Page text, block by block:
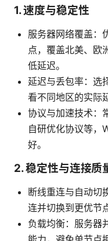
1. 速度与稳定性
服务器网络覆盖：
点，覆盖北美、欧
低延迟。
延迟与丢包率：选
看不同地区的实际
协议与加速技术：
自研优化协议等，
好。
2. 稳定性与连接质
断线重连与自动切
连并切换到更优节
负载均衡：服务器